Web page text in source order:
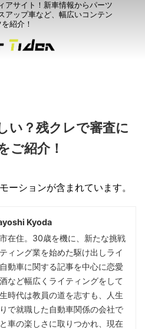
アサイト！新車情報からパーツ
アップ車など、幅広いコンテン
を紹介！
い？残クレで審査に
ご紹介！
ーションが含まれています。
Kyoda
在住。30歳を機に、新たな挑戦
ィング業を始めた駆け出しライ
動車に関する記事を中心に恋愛
など幅広くライティングをして
時代は教員の道を志すも、人生
で就職した自動車関係の会社で
車の楽しさに取りつかれ、現在